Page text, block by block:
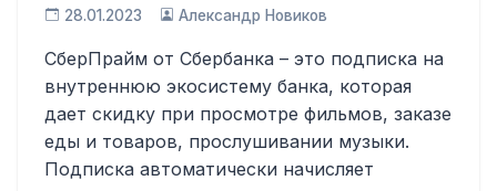
28.01.2023 Александр Новиков
СберПрайм от Сбербанка – это подписка на
внутреннюю экосистему банка, которая
дает скидку при просмотре фильмов, заказе
еды и товаров, прослушивании музыки.
Подписка автоматически начисляет